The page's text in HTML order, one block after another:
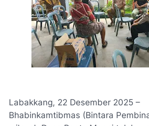
Labakkang, 22 Desember 2025 –
Bhabinkamtibmas (Bintara